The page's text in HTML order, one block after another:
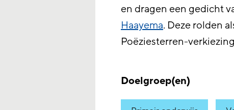
en dragen een gedicht
Haayema. Deze rolden
Poëziesterren-
Doelgroep(en)